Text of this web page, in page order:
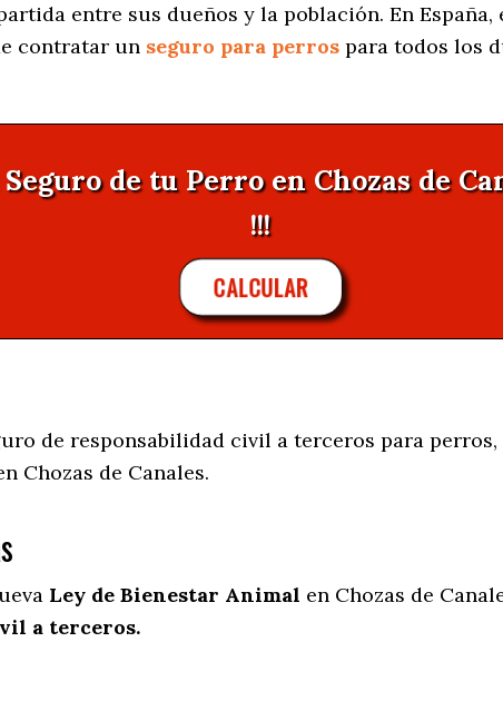
entre sus dueños y la población. En España,
contratar un seguro para perros para todos los
de tu Perro en Chozas de
!!!
CALCULAR
de responsabilidad civil a terceros para perros,
Chozas de Canales.
Ley de Bienestar Animal en Chozas de
a terceros.